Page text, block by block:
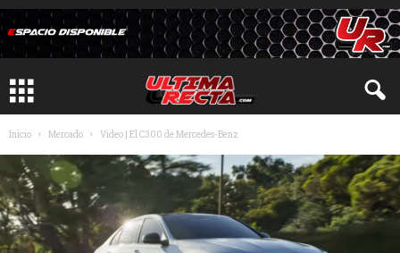
Inicio Mercado Video | El C300 de Mercedes-Benz